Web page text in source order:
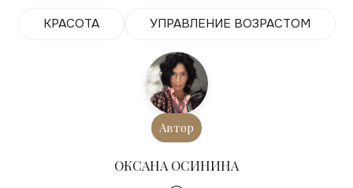
КРАСОТА УПРАВЛЕНИЕ ВОЗРАСТОМ
Автор
ОКСАНА ОСИНИНА